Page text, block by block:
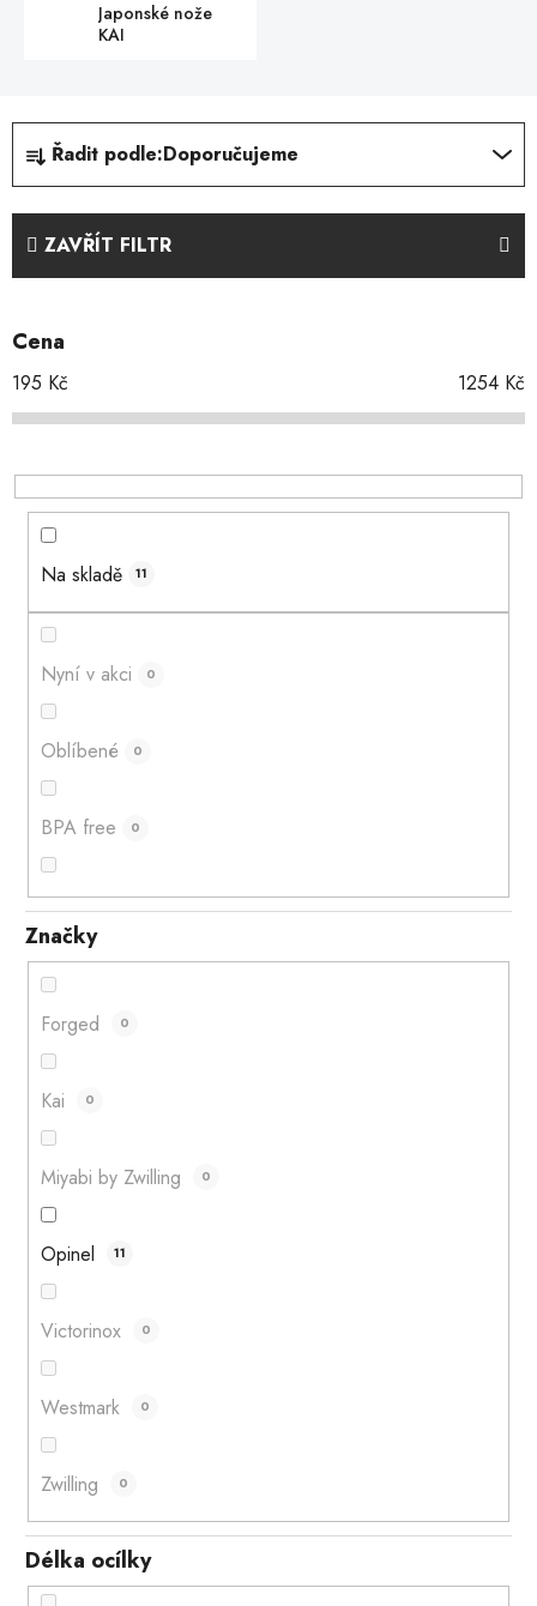
Japonské nože
KAI
Ř
z
í
p
r
o
d
k
t
Řadit podle:Doporučujeme
ZAVŘÍT FILTR
Cena
195 Kč 1254 Kč
Na skladě 11
Nyní v akci 0
Oblíbené 0
BPA free 0
Značky
Forged 0
Kai 0
Miyabi by Zwilling 0
Opinel 11
Victorinox 0
Westmark 0
Zwilling 0
Délka ocílky